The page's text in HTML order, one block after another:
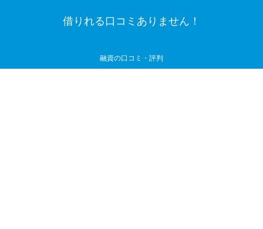
借りれる口コミありません！
融資の口コミ・評判